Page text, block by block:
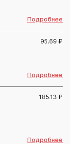
Подробнее
95.69 ₽
Подробнее
185.13 ₽
Подробнее